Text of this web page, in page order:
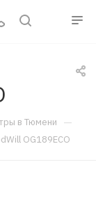
в Тюмени —
OG189ECO